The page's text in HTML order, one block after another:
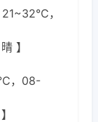
，
】
，08-